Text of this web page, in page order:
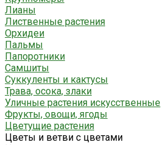
Лианы
Лиственные растения
Орхидеи
Пальмы
Папоротники
Самшиты
Суккуленты и кактусы
Трава, осока, злаки
Уличные растения искусственные
Фрукты, овощи, ягоды
Цветущие растения
Цветы и ветви с цветами